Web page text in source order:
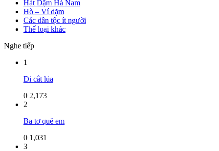
Hát Dặm Hà Nam
Hò – Ví dặm
Các dân tộc ít người
Thể loại khác
Nghe tiếp
1
Đi cắt lúa
0 2,173
2
Ba tơ quê em
0 1,031
3